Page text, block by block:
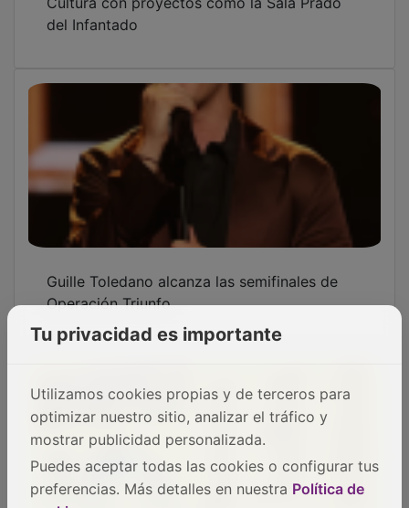
Operación Triunfo
Tu privacidad es importante
Utilizamos cookies propias y de terceros para
optimizar nuestro sitio, analizar el tráfico y
mostrar publicidad personalizada.
Puedes aceptar todas las cookies o configurar tus
preferencias. Más detalles en nuestra Política de